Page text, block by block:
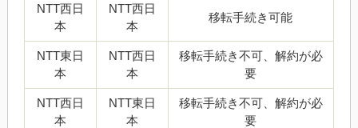
NTT西日
本
NTT西日
本
移転手続き可能
NTT東日
本
NTT西日
本
移転手続き不可、解約が必
要
NTT西日
本
NTT東日
本
移転手続き不可、解約が必
要